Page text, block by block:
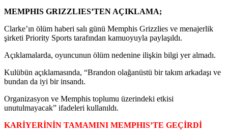
MEMPHIS GRIZZLIES’TEN AÇIKLAMA;
Clarke’ın ölüm haberi salı günü Memphis Grizzlies ve menajerlik
şirketi Priority Sports tarafından kamuoyuyla paylaşıldı.
Açıklamalarda, oyuncunun ölüm nedenine ilişkin bilgi yer almadı.
Kulübün açıklamasında, “Brandon olağanüstü bir takım arkadaşı ve
bundan da iyi bir insandı.
Organizasyon ve Memphis toplumu üzerindeki etkisi
unutulmayacak” ifadeleri kullanıldı.
KARİYERİNİN TAMAMINI MEMPHIS’TE GEÇİRDİ